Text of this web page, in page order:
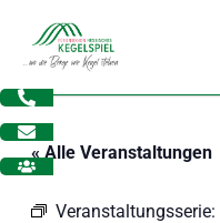
Inhalt
springen
« Alle Veranstaltungen
Veranstaltungsserie: